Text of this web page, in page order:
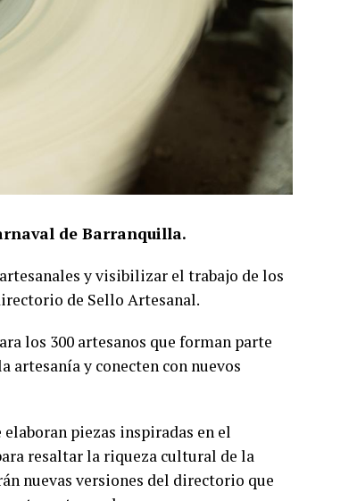
de Barranquilla.
y visibilizar el trabajo de los
de Sello Artesanal.
los 300 artesanos que forman parte
y conecten con nuevos
piezas inspiradas en el
resaltar la riqueza cultural de la
nuevas versiones del directorio que